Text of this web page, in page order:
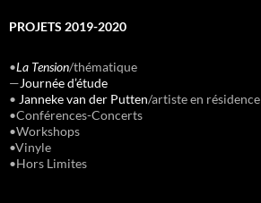
PROJETS 2019-2020
•La Tension/thématique
—Journée d’étude
• Janneke van der Putten/artiste en résidence
•Conférences-Concerts
•Workshops
•Vinyle
•Hors Limites